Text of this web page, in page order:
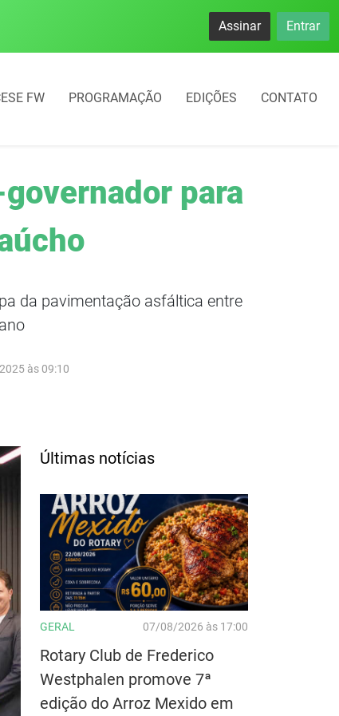
rotativo começará em 10 dias em Frederico
Assinar Entrar
FW PROGRAMAÇÃO EDIÇÕES CONTATO
para
da pavimentação asfáltica entre
às 09:10
Últimas notícias
GERAL 07/08/2026 às 17:00
Rotary Club de Frederico
Westphalen promove 7ª
edição do Arroz Mexido em